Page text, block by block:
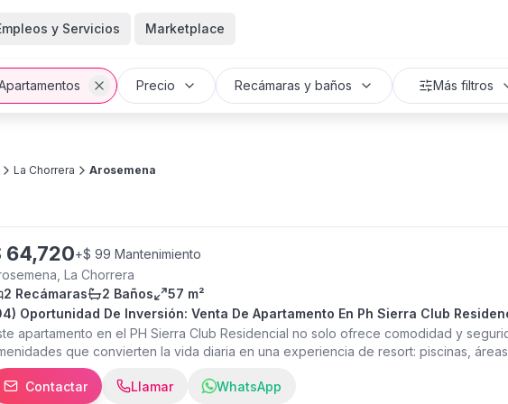
y Servicios Marketplace
Precio Recámaras y baños Más filtros
La Chorrera
Arosemena
64,720+$ 99 Mantenimiento
La Chorrera
2 Recámaras
2 Baños
57 m²
Oportunidad De Inversión: Venta De Apartamento En Ph Sierra Club
apartamento en el PH Sierra Club Residencial no solo ofrece comodidad y
que convierten la vida diaria en una experiencia de resort: piscinas,
infantiles y vigilancia 24/7. Es una oportunidad única de inversión y estilo de
Apartamento • Ubicación: Panamá Oeste, Corregimiento Juan D. Arosemena •
Contactar Llamar WhatsApp